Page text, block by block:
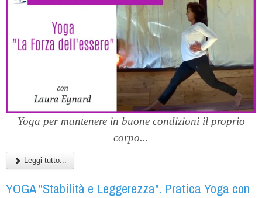
Yoga per mantenere in buone condizioni il proprio
corpo...
Leggi tutto...
YOGA "Stabilità e Leggerezza". Pratica Yoga con